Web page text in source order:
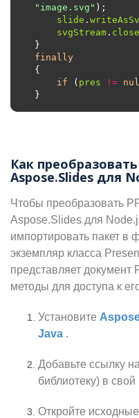
"image.svg"
slide .
svgStream . close
finally
if ( pres !=
Как
Aspose.Slides для
Чтобы преобразовать
Aspose.Slides для
импортировать пакет в
экземпляр класса
представляет документ
методы для доступа к
Установите
Java .
Добавьте ссылку
библиотеку) в
Откройте